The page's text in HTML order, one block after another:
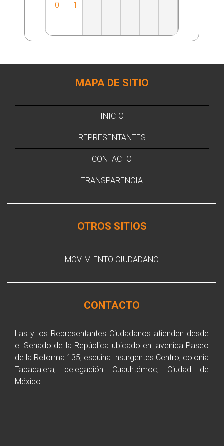
0
1
MAPA DE SITIO
INICIO
REPRESENTANTES
CONTACTO
TRANSPARENCIA
OTROS SITIOS
MOVIMIENTO CIUDADANO
CONTACTO
Las y los Representantes Ciudadanos atienden desde
el Senado de la República ubicado en: avenida Paseo
de la Reforma 135, esquina Insurgentes Centro, colonia
Tabacalera, delegación Cuauhtémoc, Ciudad de
México.